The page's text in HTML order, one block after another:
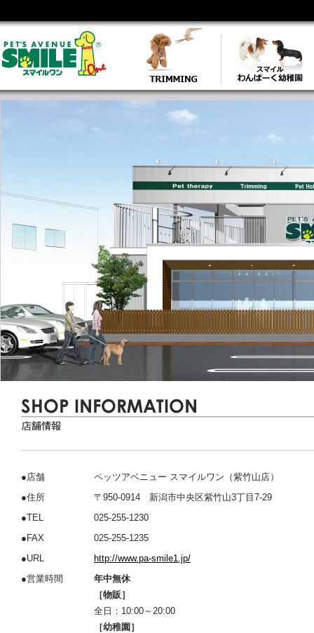
●店舗
ペッツアベニュー スマイルワン（紫竹山店）
●住所
〒950-0914 新潟市中央区紫竹山3丁目7-29
●TEL
025-255-1230
●FAX
025-255-1235
●URL
http://www.pa-smile1.jp/
●営業時間
年中無休
［物販］
全日：10:00～20:00
［幼稚園］